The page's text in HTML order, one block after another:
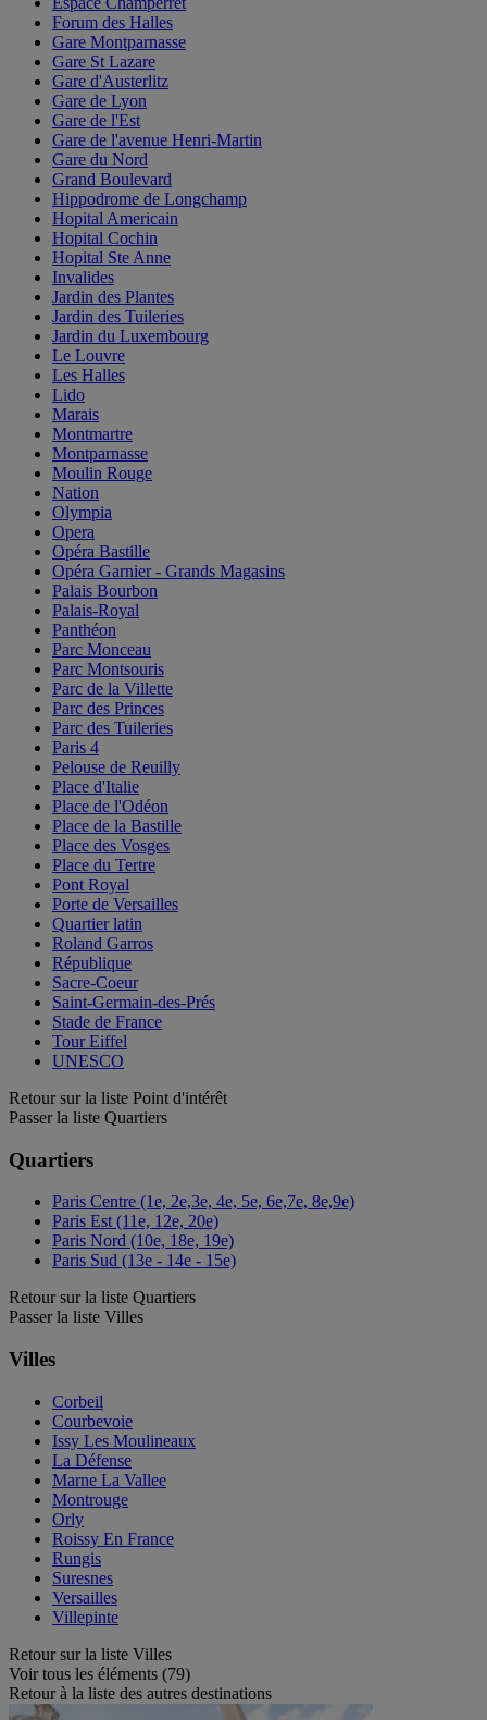
Forum des Halles
Gare Montparnasse
Gare St Lazare
Gare d'Austerlitz
Gare de Lyon
Gare de l'Est
Gare de l'avenue Henri-Martin
Gare du Nord
Grand Boulevard
Hippodrome de Longchamp
Hopital Americain
Hopital Cochin
Hopital Ste Anne
Invalides
Jardin des Plantes
Jardin des Tuileries
Jardin du Luxembourg
Le Louvre
Les Halles
Lido
Marais
Montmartre
Montparnasse
Moulin Rouge
Nation
Olympia
Opera
Opéra Bastille
Opéra Garnier - Grands Magasins
Palais Bourbon
Palais-Royal
Panthéon
Parc Monceau
Parc Montsouris
Parc de la Villette
Parc des Princes
Parc des Tuileries
Paris 4
Pelouse de Reuilly
Place d'Italie
Place de l'Odéon
Place de la Bastille
Place des Vosges
Place du Tertre
Pont Royal
Porte de Versailles
Quartier latin
Roland Garros
République
Sacre-Coeur
Saint-Germain-des-Prés
Stade de France
Tour Eiffel
UNESCO
Retour sur la liste Point d'intérêt
Passer la liste Quartiers
Quartiers
Paris Centre (1e, 2e,3e, 4e, 5e, 6e,7e, 8e,9e)
Paris Est (11e, 12e, 20e)
Paris Nord (10e, 18e, 19e)
Paris Sud (13e - 14e - 15e)
Retour sur la liste Quartiers
Passer la liste Villes
Villes
Corbeil
Courbevoie
Issy Les Moulineaux
La Défense
Marne La Vallee
Montrouge
Orly
Roissy En France
Rungis
Suresnes
Versailles
Villepinte
Retour sur la liste Villes
Voir tous les éléments (79)
Retour à la liste des autres destinations